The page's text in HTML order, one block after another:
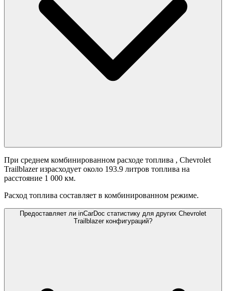
При среднем комбинированном расходе топлива , Chevrolet
Trailblazer израсходует около 193.9 литров топлива на
расстояние 1 000 км.
Расход топлива составляет в комбинированном режиме.
Предоставляет ли inCarDoc статистику для других Chevrolet
Trailblazer конфигураций?